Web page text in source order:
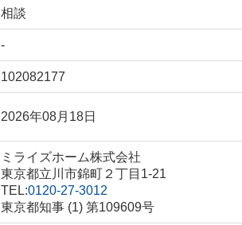
相談
-
102082177
2026年08月18日
ミライズホーム株式会社
東京都立川市錦町２丁目1-21
TEL:0120-27-3012
東京都知事 (1) 第109609号